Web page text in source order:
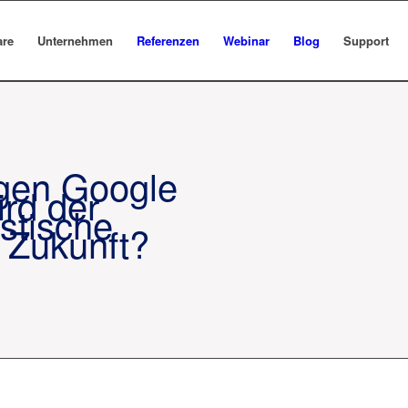
Unternehmen Referenzen Webinar Blog Support
Google
der